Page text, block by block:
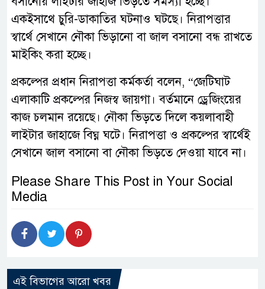
একইসাথে চুরি-ডাকাতির ঘটনাও ঘটছে। নিরাপত্তার
স্বার্থে সেখানে নৌকা ভিড়ানো বা জাল বসানো বন্ধ রাখতে
মাইকিং করা হচ্ছে।
প্রকল্পের প্রধান নিরাপত্তা কর্মকর্তা বলেন, “জেটিঘাট
এলাকাটি প্রকল্পের নিজস্ব জায়গা। বর্তমানে ড্রেজিংয়ের
কাজ চলমান রয়েছে। নৌকা ভিড়তে দিলে কয়লাবাহী
লাইটার জাহাজে বিঘ্ন ঘটে। নিরাপত্তা ও প্রকল্পের স্বার্থেই
সেখানে জাল বসানো বা নৌকা ভিড়তে দেওয়া যাবে না।
Please Share This Post in Your Social
Media
এই বিভাগের আরো খবর